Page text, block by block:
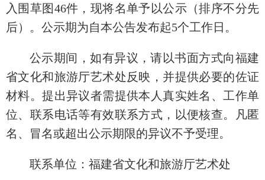
入围草图46件，现将名单予以公示（排序不分先
后）。公示期为自本公告发布起5个工作日。
公示期间，如有异议，请以书面方式向福建
省文化和旅游厅艺术处反映，并提供必要的佐证
材料。提出异议者需提供本人真实姓名、工作单
位、联系电话等有效联系方式，以便核查。凡匿
名、冒名或超出公示期限的异议不予受理。
联系单位：福建省文化和旅游厅艺术处